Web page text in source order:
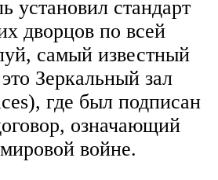
установил стандарт
дворцов по всей
самый известный
Зеркальный зал
где был подписан
означающий
войне.